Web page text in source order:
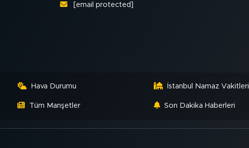
[email protected]
Hava Durumu İstanbul Namaz Vakitleri
Tüm Manşetler Son Dakika Haberleri